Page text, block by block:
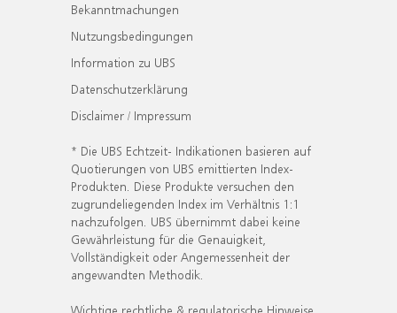
Bekanntmachungen
Nutzungsbedingungen
Information zu UBS
Datenschutzerklärung
Disclaimer / Impressum
* Die UBS Echtzeit- Indikationen basieren auf
Quotierungen von UBS emittierten Index-
Produkten. Diese Produkte versuchen den
zugrundeliegenden Index im Verhältnis 1:1
nachzufolgen. UBS übernimmt dabei keine
Gewährleistung für die Genauigkeit,
Vollständigkeit oder Angemessenheit der
angewandten Methodik.